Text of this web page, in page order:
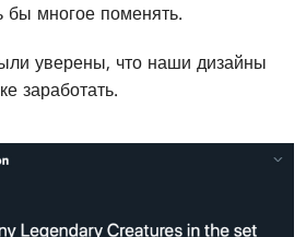
бы многое поменять.
уверены, что наши дизайны
заработать.